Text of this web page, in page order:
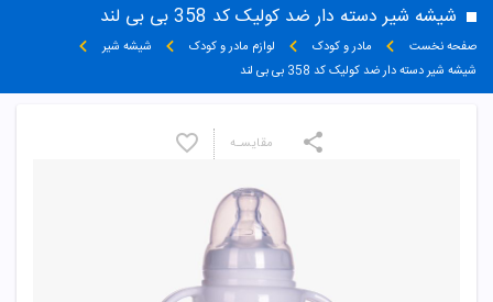
شیشه شیر دسته دار ضد کولیک کد 358 بی بی لند
صفحه نخست مادر و کودک لوازم مادر و کودک
شیشه شیر
شیشه شیر دسته دار ضد کولیک کد 358 بی بی لند
مقایسـه